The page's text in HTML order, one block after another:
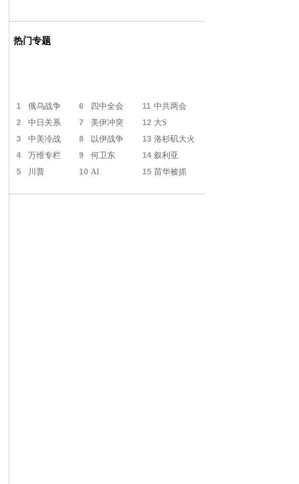
热门专题
1 俄乌战争 6 四中全会 11 中共两会
2 中日关系 7 美伊冲突 12 大S
3 中美冷战 8 以伊战争 13 洛杉矶大火
4 万维专栏 9 何卫东 14 叙利亚
5 川普 10 AI 15 苗华被抓